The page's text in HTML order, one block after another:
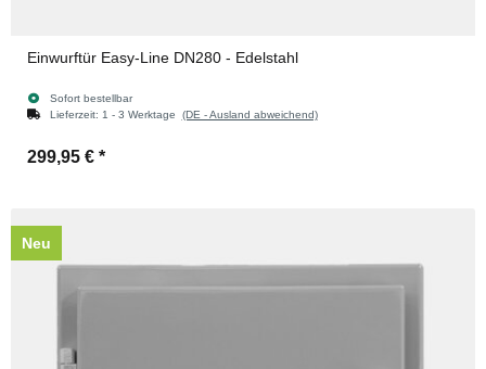
Einwurftür Easy-Line DN280 - Edelstahl
Sofort bestellbar
Lieferzeit: 1 - 3 Werktage (DE - Ausland abweichend)
299,95 € *
Neu